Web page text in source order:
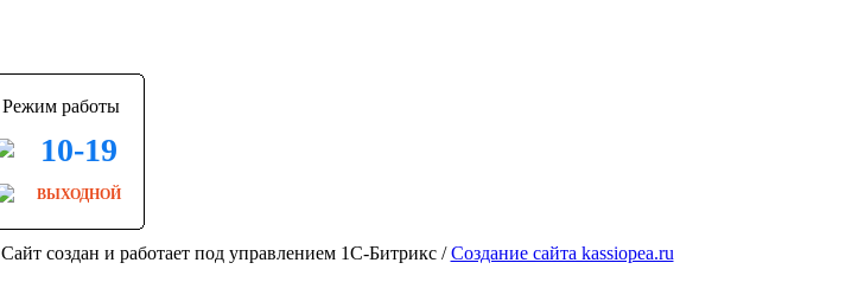
Режим работы
10-19
ВЫХОДНОЙ
Сайт создан и работает под управлением 1С-Битрикс /Создание сайта kassiopea.ru